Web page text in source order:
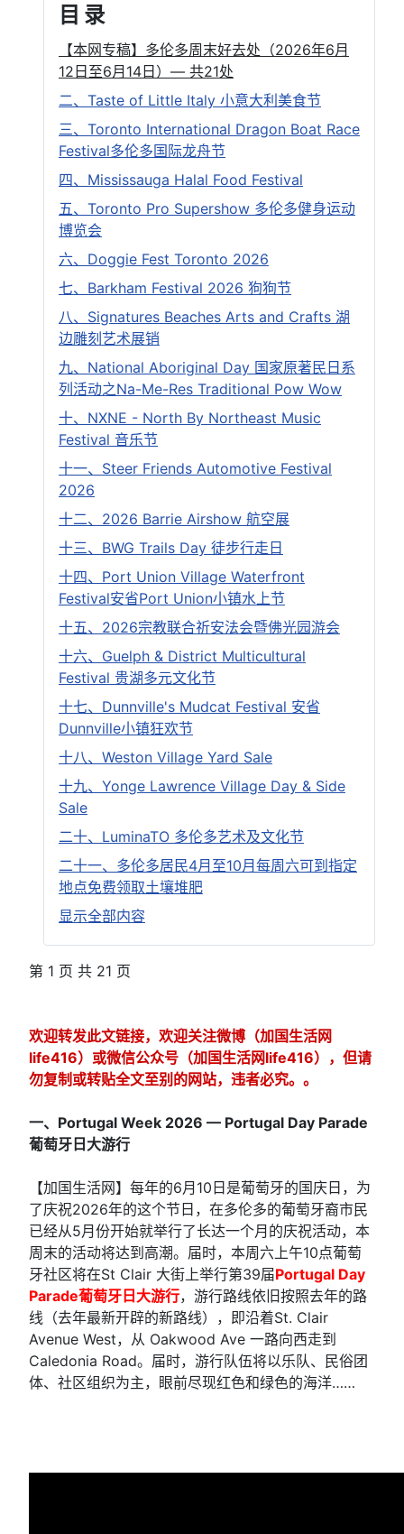
目 录
【本网专稿】多伦多周末好去处（2026年6月
12日至6月14日）— 共21处
二、Taste of Little Italy 小意大利美食节
三、Toronto International Dragon Boat Race
Festival多伦多国际龙舟节
四、Mississauga Halal Food Festival
五、Toronto Pro Supershow 多伦多健身运动
博览会
六、Doggie Fest Toronto 2026
七、Barkham Festival 2026 狗狗节
八、Signatures Beaches Arts and Crafts 湖
边雕刻艺术展销
九、National Aboriginal Day 国家原著民日系
列活动之Na-Me-Res Traditional Pow Wow
十、NXNE - North By Northeast Music
Festival 音乐节
十一、Steer Friends Automotive Festival
2026
十二、2026 Barrie Airshow 航空展
十三、BWG Trails Day 徒步行走日
十四、Port Union Village Waterfront
Festival安省Port Union小镇水上节
十五、2026宗教联合祈安法会暨佛光园游会
十六、Guelph & District Multicultural
Festival 贵湖多元文化节
十七、Dunnville's Mudcat Festival 安省
Dunnville小镇狂欢节
十八、Weston Village Yard Sale
十九、Yonge Lawrence Village Day & Side
Sale
二十、LuminaTO 多伦多艺术及文化节
二十一、多伦多居民4月至10月每周六可到指定
地点免费领取土壤堆肥
显示全部内容
第 1 页 共 21 页
欢迎转发此文链接，欢迎关注微博（加国生活网
life416）或微信公众号（加国生活网life416），但请
勿复制或转贴全文至别的网站，违者必究。。
一、Portugal Week 2026 — Portugal Day Parade
葡萄牙日大游行
【加国生活网】每年的6月10日是葡萄牙的国庆日，为
了庆祝2026年的这个节日，在多伦多的葡萄牙裔市民
已经从5月份开始就举行了长达一个月的庆祝活动，本
周末的活动将达到高潮。届时，本周六上午10点葡萄
牙社区将在St Clair 大街上举行第39届Portugal Day
Parade葡萄牙日大游行，游行路线依旧按照去年的路
线（去年最新开辟的新路线），即沿着St. Clair
Avenue West，从 Oakwood Ave 一路向西走到
Caledonia Road。届时，游行队伍将以乐队、民俗团
体、社区组织为主，眼前尽现红色和绿色的海洋……